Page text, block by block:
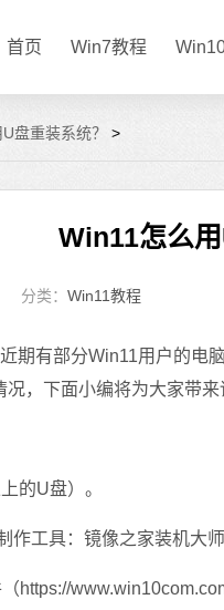
首页 Win7教程
盘重装系统？ >
Win11怎么用
分类： Win11教程
有部分Win11用户的电
，下面小编将为大家带
的U盘）。
工具：镜像之家装机大师